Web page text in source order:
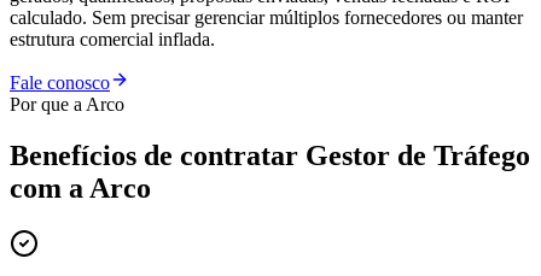
calculado. Sem precisar gerenciar múltiplos fornecedores ou manter
estrutura comercial inflada.
Fale conosco
Por que a Arco
Benefícios de contratar Gestor de Tráfego
com a Arco